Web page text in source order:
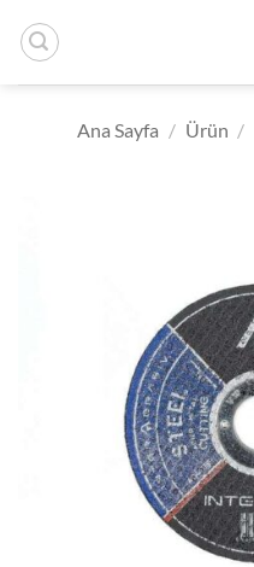
atla
Ana Sayfa / Ürün /